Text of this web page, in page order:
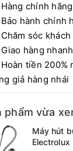
Hàng chính
Bảo hành chính
Chăm sóc
Giao hàng
Hoàn tiền 200%
giả hàng nhái
phẩm vừa
Máy hút
Electrolux